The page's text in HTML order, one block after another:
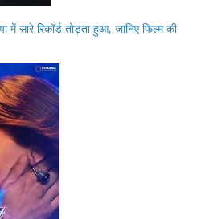
सारे रिकॉर्ड तोड़ता हुआ, जानिए फिल्म की